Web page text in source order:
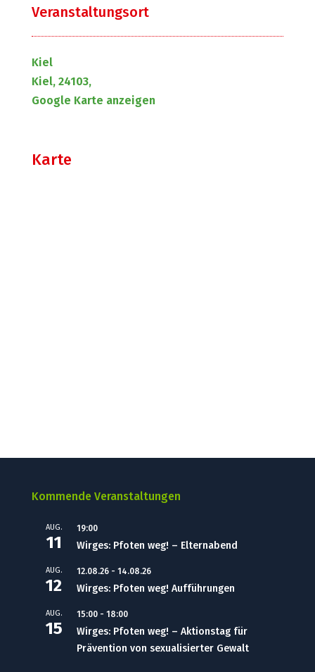
Veranstaltungsort
Kiel
Kiel, 24103,
Google Karte anzeigen
Karte
Kommende Veranstaltungen
AUG.
11
19:00
Wirges: Pfoten weg! – Elternabend
AUG.
12
12.08.26- 14.08.26
Wirges: Pfoten weg! Aufführungen
AUG.
15
15:00- 18:00
Wirges: Pfoten weg! – Aktionstag für
Prävention von sexualisierter Gewalt